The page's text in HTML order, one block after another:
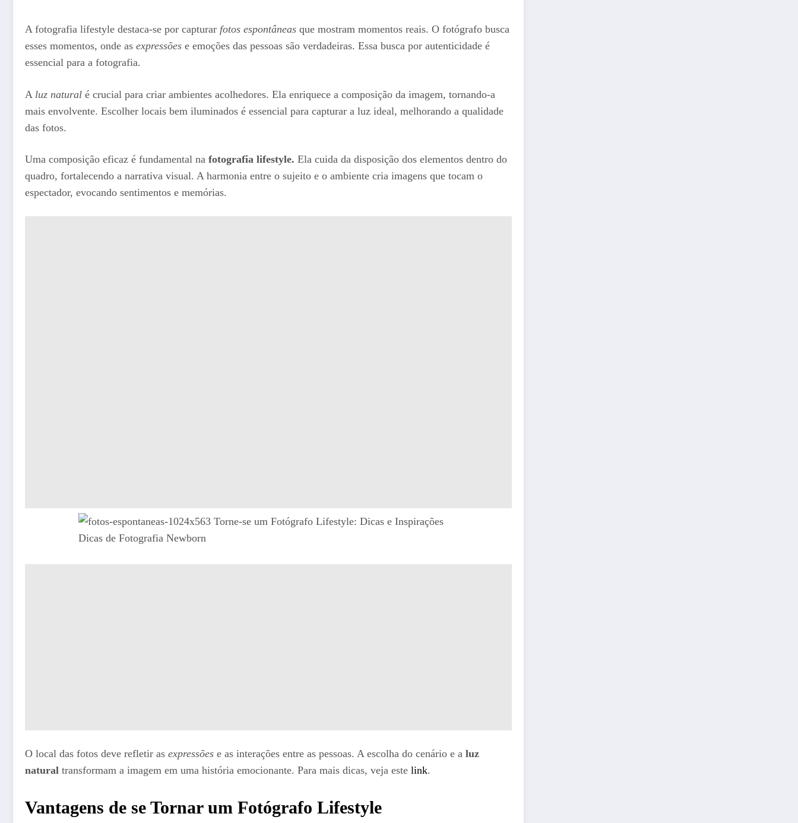
A fotografia lifestyle destaca-se por capturar fotos espontâneas que mostram momentos reais. O fotógrafo busca
esses momentos, onde as expressões e emoções das pessoas são verdadeiras. Essa busca por autenticidade é
essencial para a fotografia.
A luz natural é crucial para criar ambientes acolhedores. Ela enriquece a composição da imagem, tornando-a
mais envolvente. Escolher locais bem iluminados é essencial para capturar a luz ideal, melhorando a qualidade
das fotos.
Uma composição eficaz é fundamental na fotografia lifestyle. Ela cuida da disposição dos elementos dentro do
quadro, fortalecendo a narrativa visual. A harmonia entre o sujeito e o ambiente cria imagens que tocam o
espectador, evocando sentimentos e memórias.
O local das fotos deve refletir as expressões e as interações entre as pessoas. A escolha do cenário e a luz
natural transformam a imagem em uma história emocionante. Para mais dicas, veja este link.
Vantagens de se Tornar um Fotógrafo Lifestyle